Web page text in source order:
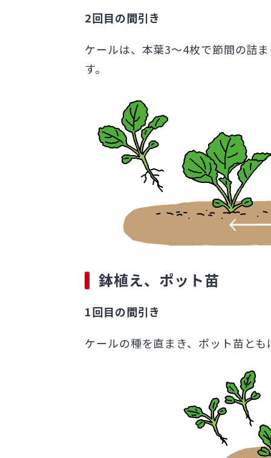
2回目の間引き
ケールは、本葉3～4枚で節間の詰
す。
鉢植え、ポット苗
1回目の間引き
ケールの種を直まき、ポット苗と